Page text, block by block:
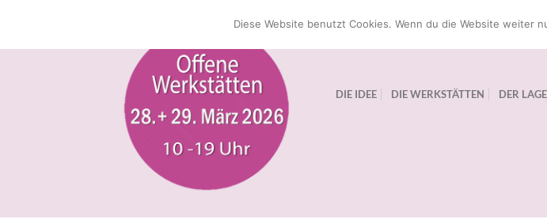
springen
DIE IDEE DIE WERKSTÄTTEN DER
Diese Website benutzt Cookies. Wenn du die Website weiter